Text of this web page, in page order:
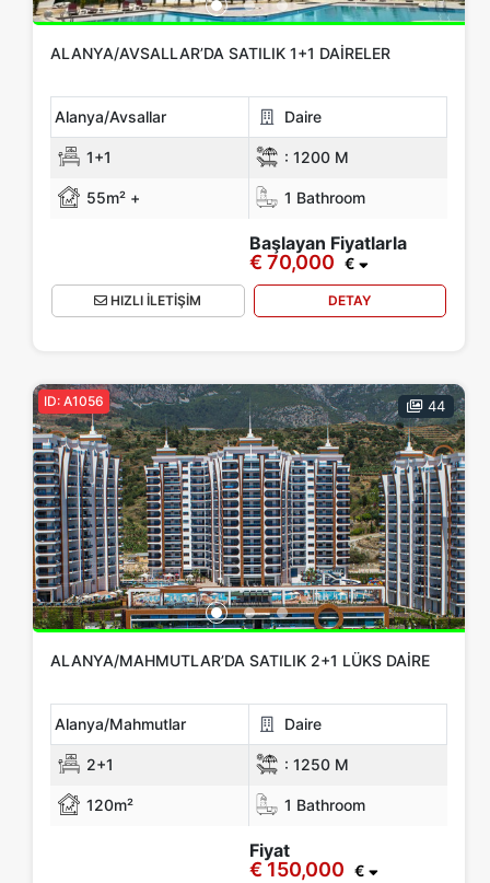
ALANYA/AVSALLAR’DA SATILIK 1+1 DAIRELER
Alanya/Avsallar Daire
1+1 : 1200 M
55m² + 1 Bathroom
Başlayan Fiyatlarla
€ 70,000 €
HIZLI İLETİŞİM DETAY
44
ID: A1056
ALANYA/MAHMUTLAR’DA SATILIK 2+1 LÜKS DAIRE
Alanya/Mahmutlar Daire
2+1 : 1250 M
120m² 1 Bathroom
Fiyat
€ 150,000 €